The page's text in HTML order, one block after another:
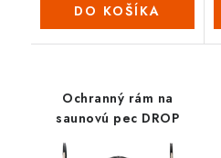
DO KOŠÍKA
Ochranný rám na
saunovú pec DROP